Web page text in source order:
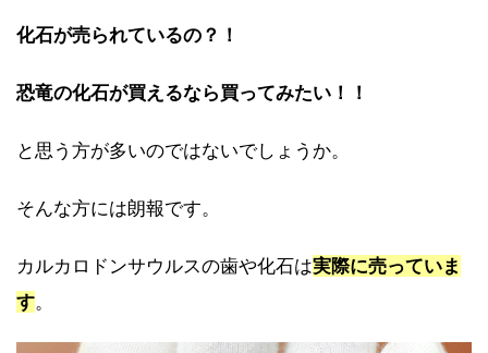
化石が売られているの？！
恐竜の化石が買えるなら買ってみたい！！
と思う方が多いのではないでしょうか。
そんな方には朗報です。
カルカロドンサウルスの歯や化石は実際に売っていま
す。